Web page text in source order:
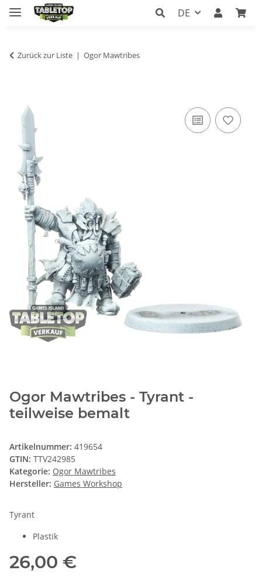
DE
Zurück zur Liste Ogor Mawtribes
Ogor Mawtribes - Tyrant -
teilweise bemalt
Artikelnummer: 419654
GTIN: TTV242985
Kategorie: Ogor Mawtribes
Hersteller: Games Workshop
Tyrant
Plastik
26,00 €